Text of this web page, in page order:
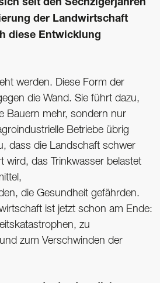
seit den Sechzigerjahren
der Landwirtschaft
diese Entwicklung
werden. Diese Form der
die Wand. Sie führt dazu,
Bauern mehr, sondern nur
Betriebe übrig
dass die Landschaft schwer
wird, das Trinkwasser belastet
die Gesundheit gefährden.
ist jetzt schon am Ende:
zu
zum Verschwinden der